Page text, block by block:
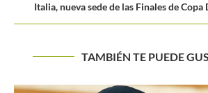
Italia, nueva sede de las Finales de Copa
TAMBIÉN TE PUEDE